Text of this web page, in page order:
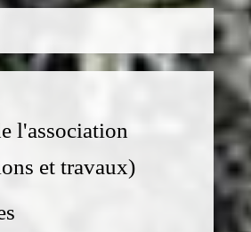
l'association
et travaux)